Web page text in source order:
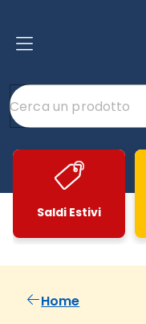
Saldi Estivi
Home